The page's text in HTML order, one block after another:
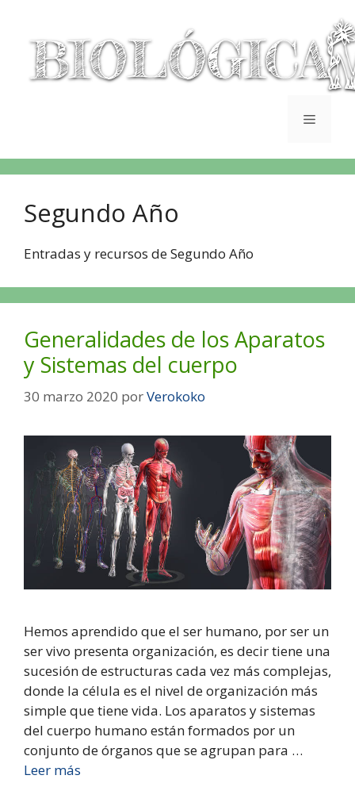
Segundo Año
Entradas y recursos de Segundo Año
Generalidades de los Aparatos
y Sistemas del cuerpo
30 marzo 2020 porVerokoko
Hemos aprendido que el ser humano, por ser un
ser vivo presenta organización, es decir tiene una
sucesión de estructuras cada vez más complejas,
donde la célula es el nivel de organización más
simple que tiene vida. Los aparatos y sistemas
del cuerpo humano están formados por un
conjunto de órganos que se agrupan para …
Leer más